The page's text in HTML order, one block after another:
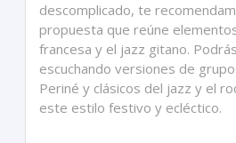
descomplicado, te
propuesta que reúne
francesa y el jazz gitano.
escuchando versiones de
Periné y clásicos del jazz y el
este estilo festivo y ecléctico.